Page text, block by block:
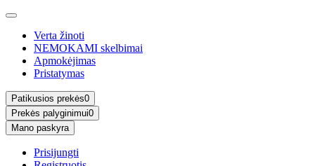
Verta žinoti
NEMOKAMI skelbimai
Apmokėjimas
Pristatymas
Patikusios prekės0
Prekės palyginimui0
Mano paskyra
Prisijungti